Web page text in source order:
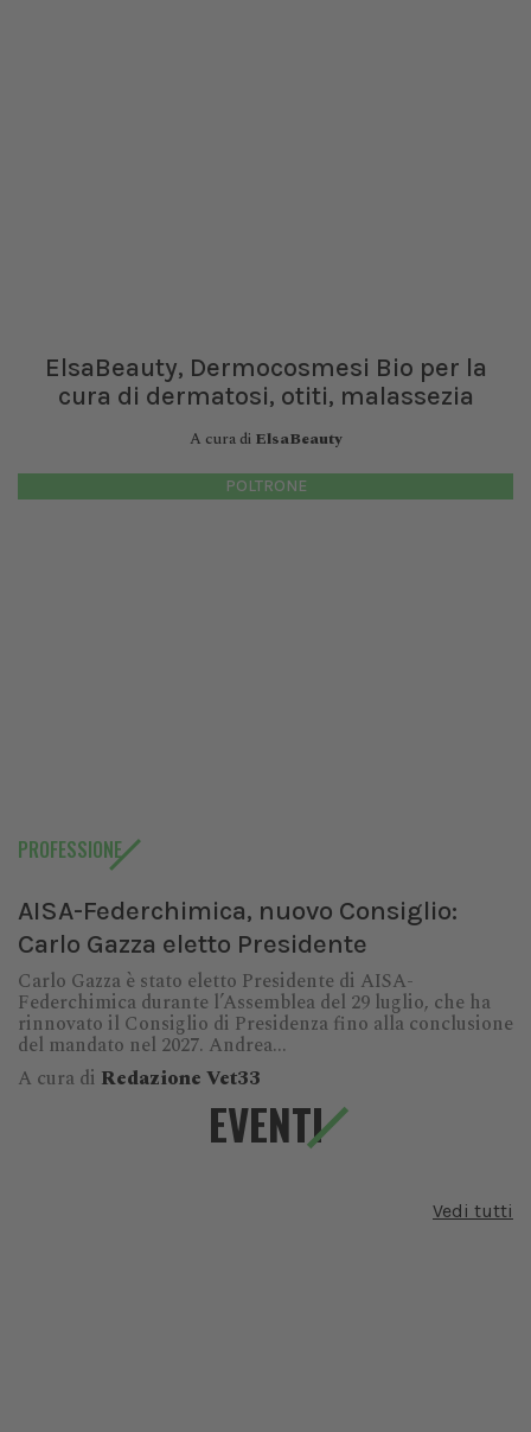
ElsaBeauty, Dermocosmesi Bio per la
cura di dermatosi, otiti, malassezia
A cura di ElsaBeauty
POLTRONE
PROFESSIONE
AISA-Federchimica, nuovo Consiglio:
Carlo Gazza eletto Presidente
Carlo Gazza è stato eletto Presidente di AISA-
Federchimica durante l’Assemblea del 29 luglio, che ha
rinnovato il Consiglio di Presidenza fino alla conclusione
del mandato nel 2027. Andrea...
A cura di Redazione Vet33
EVENTI
Vedi tutti